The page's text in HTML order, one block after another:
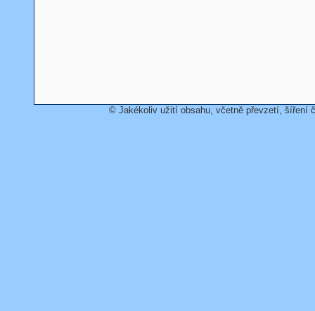
© Jakékoliv užití obsahu, včetně převzetí, šíření